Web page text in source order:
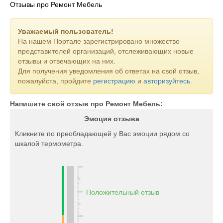
Отзывы про Ремонт Мебель
Уважаемый пользователь!
На нашем Портале зарегистрировано множество
представителей организаций, отслеживающих новые
отзывы и отвечающих на них.
Для получения уведомления об ответах на свой отзыв,
пожалуйста, пройдите регистрацию и авторизуйтесь
Напишите свой отзыв про Ремонт Мебель:
Эмоция отзыва
Кликните по преобладающей у Вас эмоции рядом со
шкалой термометра.
Положительный отзыв